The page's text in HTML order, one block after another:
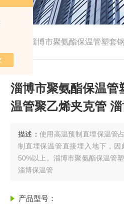
淄博市聚氨酯保温管塑套钢保
淄博市聚氨酯保温管
温管聚乙烯夹克管
描述：使用高温预制直埋保温管
制直埋保温管直接埋入地下，
50%以上。淄博市聚氨酯保温管
淄博保温管
产品型号：